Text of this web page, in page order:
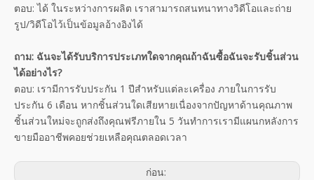
ตอบ: ได้ ในระหว่างการผลิต เราสามารถสนทนาทางวิดีโอและถ่าย
รูป/วิดีโอไว้เป็นข้อมูลอ้างอิงได้
ถาม: ฉันจะได้รับบริการประเภทใดจากคุณถ้าฉันซื้อฉันจะรับชิ้นส่วน
ได้อย่างไร?
ตอบ: เรามีการรับประกัน 1 ปีสำหรับแต่ละเครื่อง ภายในการรับ
ประกัน 6 เดือน หากชิ้นส่วนใดเสียหายเนื่องจากปัญหาด้านคุณภาพ
ชิ้นส่วนใหม่จะถูกส่งถึงคุณฟรีภายใน 5 วันทำการเรามีแผนกหลังการ
ขายมืออาชีพคอยช่วยเหลือคุณตลอดเวลา
ก่อน: